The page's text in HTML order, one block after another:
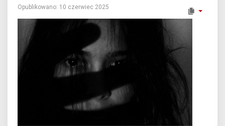
Opublikowano: 10 czerwiec 2025